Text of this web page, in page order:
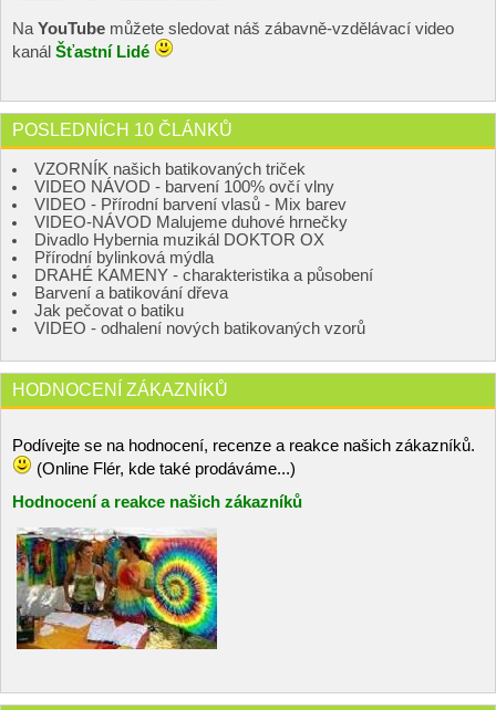
Na YouTube můžete sledovat náš zábavně-vzdělávací video
kanál Šťastní Lidé
POSLEDNÍCH 10 ČLÁNKŮ
VZORNÍK našich batikovaných triček
VIDEO NÁVOD - barvení 100% ovčí vlny
VIDEO - Přírodní barvení vlasů - Mix barev
VIDEO-NÁVOD Malujeme duhové hrnečky
Divadlo Hybernia muzikál DOKTOR OX
Přírodní bylinková mýdla
DRAHÉ KAMENY - charakteristika a působení
Barvení a batikování dřeva
Jak pečovat o batiku
VIDEO - odhalení nových batikovaných vzorů
HODNOCENÍ ZÁKAZNÍKŮ
Podívejte se na hodnocení, recenze a reakce našich zákazníků.
(Online Flér, kde také prodáváme...)
Hodnocení a reakce našich zákazníků